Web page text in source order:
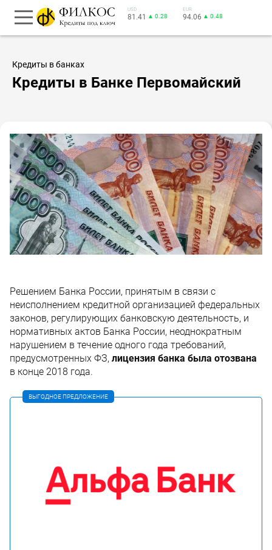
USD
81.41 ▲ 0.28
EUR
94.06 ▲ 0.48
Кредиты в банках
Кредиты в Банке Первомайский
Решением Банка России, принятым в связи с
неисполнением кредитной организацией федеральных
законов, регулирующих банковскую деятельность, и
нормативных актов Банка России, неоднократным
нарушением в течение одного года требований,
предусмотренных ФЗ, лицензия банка была отозвана
в конце 2018 года.
ВЫГОДНОЕ ПРЕДЛОЖЕНИЕ